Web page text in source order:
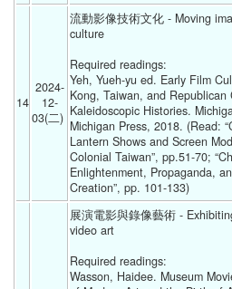
14
2024-
12-
03(二)
流動影像技術文化 - Moving
culture
Required readings:
Yeh, Yueh-yu ed. Early Film
Kong, Taiwan, and Republican
Kaleidoscopic Histories.
Michigan Press, 2018. (Read:
Lantern Shows and Screen
Colonial Taiwan”, pp.51-70;
Enlightenment, Propaganda,
Creation”, pp. 101-133)
展演電影與錄像藝術 -
video art
Required readings:
Wasson, Haidee. Museum